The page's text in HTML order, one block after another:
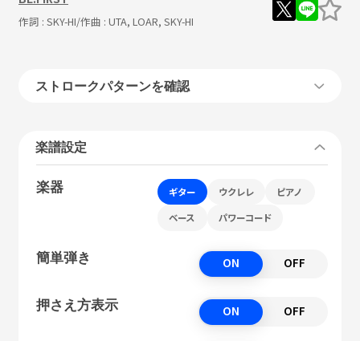
作詞 : SKY-HI/作曲 : UTA, LOAR, SKY-HI
ストロークパターンを確認
楽譜設定
楽器 ギター ウクレレ ピアノ
ベース パワーコード
簡単弾き ON OFF
押さえ方表示 ON OFF